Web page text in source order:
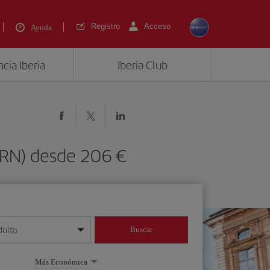
Ayuda Registro Acceso
Iberia Iberia Club
desde 206 €
mes/año
Buscar
Más Económica